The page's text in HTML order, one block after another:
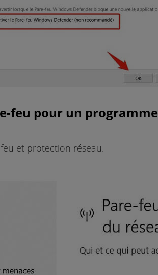
feu pour un programme
et protection réseau.